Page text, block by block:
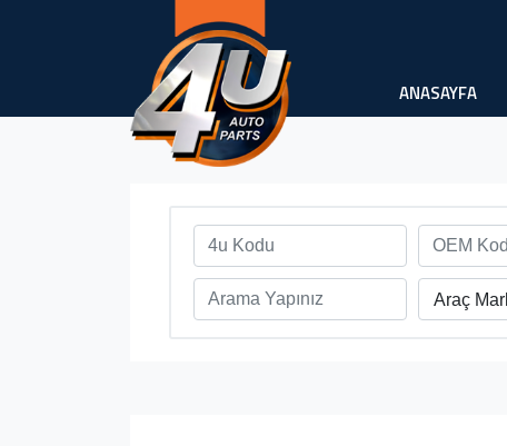
ANASAYFA
Araç